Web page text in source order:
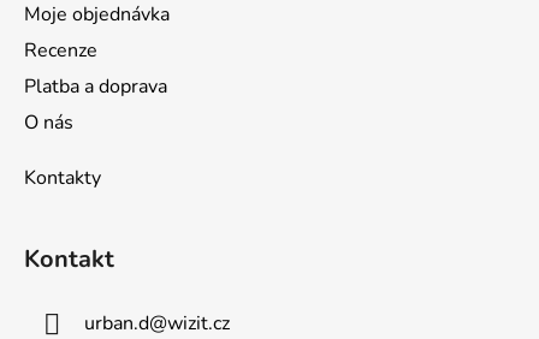
Moje objednávka
Recenze
Platba a doprava
O nás
Kontakty
Kontakt
urban.d@wizit.cz